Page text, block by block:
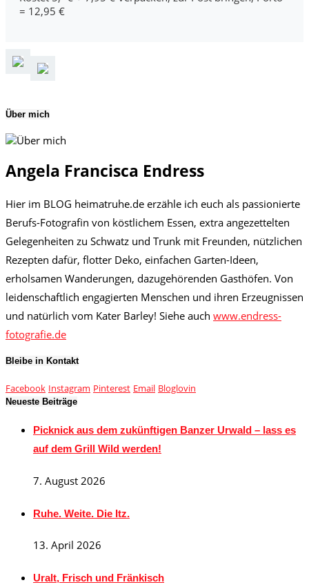
= 12,95 €
Über mich
Angela Francisca Endress
Hier im BLOG heimatruhe.de erzähle ich euch als passionierte
Berufs-Fotografin von köstlichem Essen, extra angezettelten
Gelegenheiten zu Schwatz und Trunk mit Freunden, nützlichen
Rezepten dafür, flotter Deko, einfachen Garten-Ideen,
erholsamen Wanderungen, dazugehörenden Gasthöfen. Von
leidenschaftlich engagierten Menschen und ihren Erzeugnissen
und natürlich vom Kater Barley! Siehe auch www.endress-
fotografie.de
Bleibe in Kontakt
Facebook Instagram Pinterest Email Bloglovin
Neueste Beiträge
Picknick aus dem zukünftigen Banzer Urwald – lass es
auf dem Grill Wild werden!
7. August 2026
Ruhe. Weite. Die Itz.
13. April 2026
Uralt, Frisch und Fränkisch